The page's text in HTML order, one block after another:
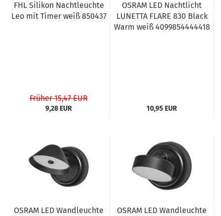
FHL Silikon Nachtleuchte
Leo mit Timer weiß 850437
Früher 15,47 EUR
9,28 EUR
OSRAM LED Nachtlicht
LUNETTA FLARE 830 Black
Warm weiß 4099854444418
10,95 EUR
OSRAM LED Wandleuchte
OSRAM LED Wandleuchte